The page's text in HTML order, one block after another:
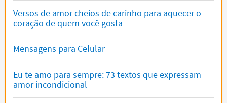
Versos de amor cheios de carinho para aquecer o
coração de quem você gosta
Mensagens para Celular
Eu te amo para sempre: 73 textos que expressam
amor incondicional